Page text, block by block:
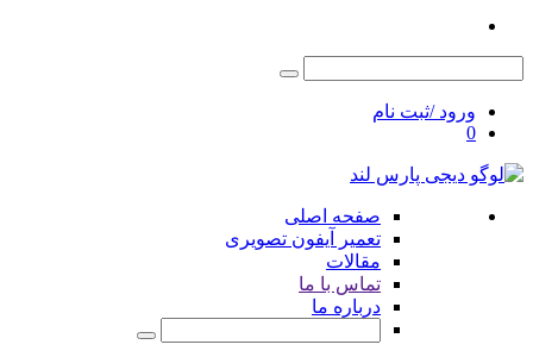
ورود /ثبت نام
0
صفحه اصلی
تعمیر آیفون تصویری
مقالات
تماس با ما
درباره ما